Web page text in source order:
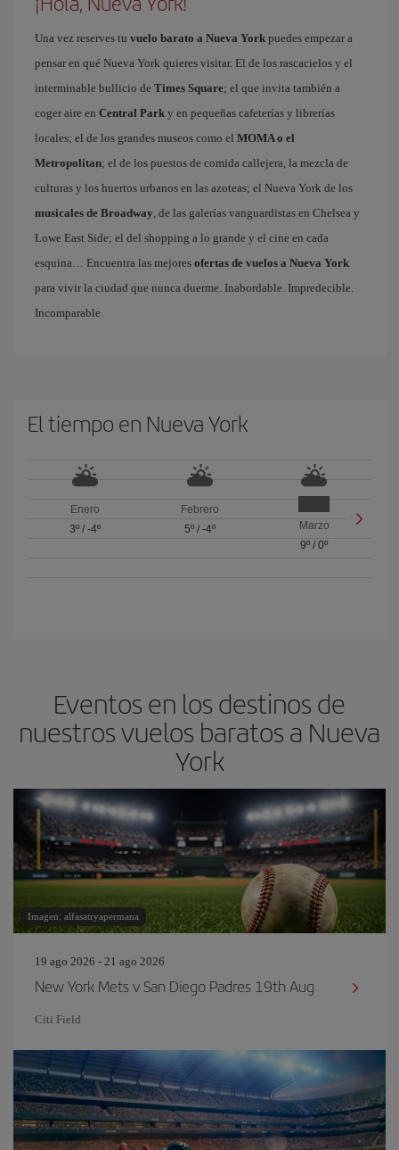
Una vez reserves tu vuelo barato a Nueva York puedes empezar a
pensar en qué Nueva York quieres visitar. El de los rascacielos y el
interminable bullicio de Times Square; el que invita también a
coger aire en Central Park y en pequeñas cafeterías y librerías
locales; el de los grandes museos como el MOMA o el
Metropolitan; el de los puestos de comida callejera, la mezcla de
culturas y los huertos urbanos en las azoteas; el Nueva York de los
musicales de Broadway, de las galerías vanguardistas en Chelsea y
Lowe East Side; el del shopping a lo grande y el cine en cada
esquina… Encuentra las mejores ofertas de vuelos a Nueva York
para vivir la ciudad que nunca duerme. Inabordable. Impredecible.
Incomparable.
El tiempo en Nueva York
Enero
3º/ -4º
Febrero
5º/ -4º
Marzo
9º /0º
Eventos en los destinos de
nuestros vuelos baratos a Nueva
York
Imagen: alfasatryapermana
19 ago 2026 - 21 ago 2026
New York Mets v San Diego Padres 19th Aug
Citi Field